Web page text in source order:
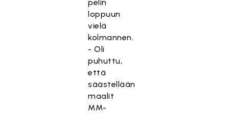
pelin
loppuun
vielä
kolmannen.
- Oli
puhuttu,
että
säästellään
maalit
MM-